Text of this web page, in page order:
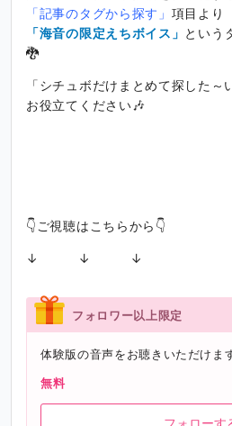
「記事のタグから探す」 項目より
「海音の限定えちボイス」 という
🐉
「シチュボだけまとめて探した～
お役立てください🎶
👇ご視聴はこちらから👇
↓ ↓ ↓
フォロワー以上限定
体験版の音声をお聴きいただけま
無料
フォローす